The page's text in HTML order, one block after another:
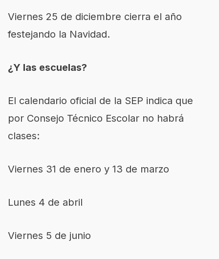
Viernes 25 de diciembre cierra el año
festejando la Navidad.
¿Y las escuelas?
El calendario oficial de la SEP indica que
por Consejo Técnico Escolar no habrá
clases:
Viernes 31 de enero y 13 de marzo
Lunes 4 de abril
Viernes 5 de junio